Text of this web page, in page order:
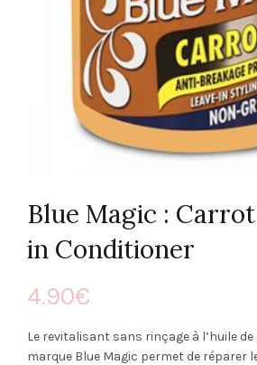
Blue Magic :
in Conditioner
4.90€
Le revitalisant sans rinçage à l’huile
marque Blue Magic permet de réparer